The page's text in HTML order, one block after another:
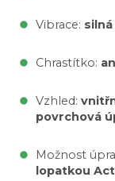
Vibrace:
Chrastítko:
Vzhled:
povrchová
Možnost
lopatkou